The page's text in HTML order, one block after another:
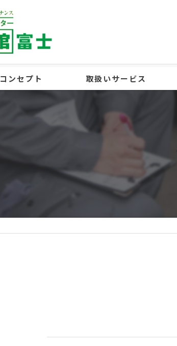
コンセプト 取扱いサービス